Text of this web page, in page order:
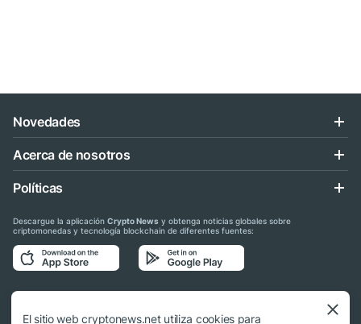
Novedades
Acerca de nosotros
Políticas
Descargue la aplicación Crypto News y obtenga noticias globales sobre
criptomonedas y tecnología blockchain de diferentes fuentes:
Síganos en las redes sociales
El sitio web cryptonews.net utiliza cookies para